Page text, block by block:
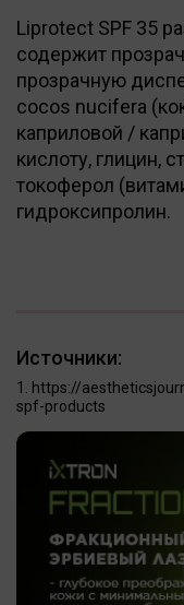
Liprotect SPF 35
содержит
прозрачную
cocos nucifera
каприловой /
кислоту, глицин,
токоферол
гидроксипролин.
Источники:
https://
spf-products